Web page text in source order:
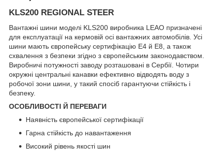
KLS200 REGIONAL STEER
Вантажні шини моделі KLS200 виробника LEAO призначені
для експлуатації на кермовій осі вантажних автомобілів. Усі
шини мають європейську сертифікацію Е4 й Е8, а також
схвалення з безпеки згідно з європейським законодавством.
Виробничі потужності заводу розташовані в Сербії. Чотири
окружні центральні канавки ефективно відводять воду з
робочої зони шини, у такий спосіб гарантуючи стійкість і
безпеку.
ОСОБЛИВОСТІ Й ПЕРЕВАГИ
Наявність європейської сертифікації
Гарна стійкість до навантаження
Високий рівень якості шин